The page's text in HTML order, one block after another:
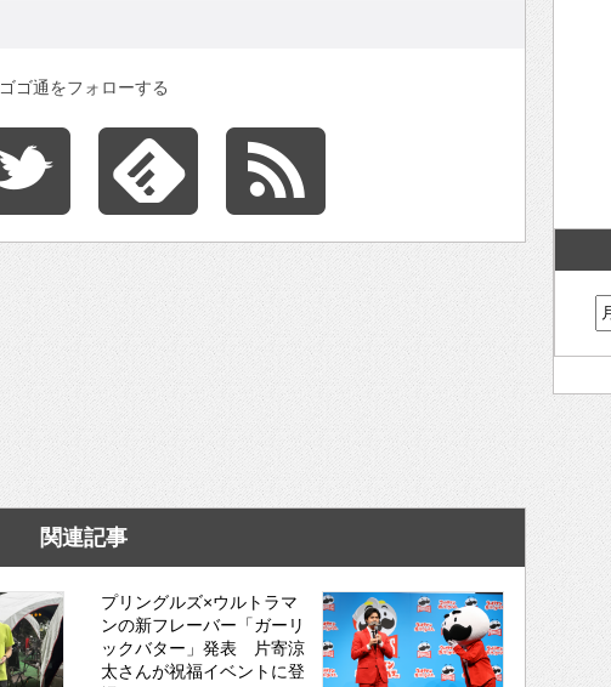
ゴゴ通をフォローする
関連記事
プリングルズ×ウルトラマ
ンの新フレーバー「ガーリ
ックバター」発表 片寄涼
太さんが祝福イベントに登